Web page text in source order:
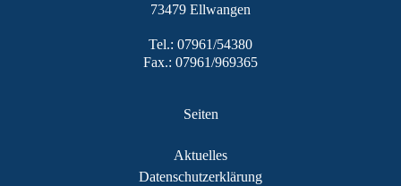
73479 Ellwangen
Tel.: 07961/54380
Fax.: 07961/969365
Seiten
Aktuelles
Datenschutzerklärung